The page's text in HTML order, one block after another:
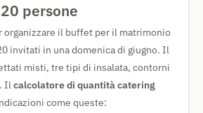
persone
organizzare il buffet per il matrimonio
invitati in una domenica di giugno. Il
misti, tre tipi di insalata, contorni
Ilcalcolatore di quantità catering
come queste: